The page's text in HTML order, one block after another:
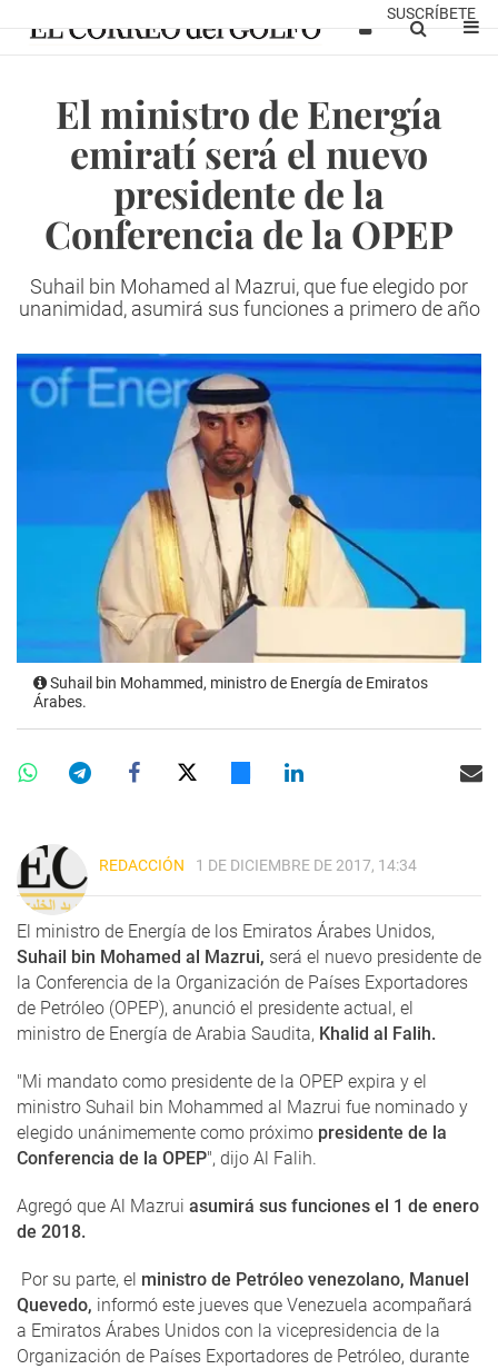
SUSCRÍBETE
El ministro de Energía
emiratí será el nuevo
presidente de la
Conferencia de la OPEP
Suhail bin Mohamed al Mazrui, que fue elegido por
unanimidad, asumirá sus funciones a primero de año
Suhail bin Mohammed, ministro de Energía de Emiratos
Árabes.
REDACCIÓN 1 DE DICIEMBRE DE 2017, 14:34
El ministro de Energía de los Emiratos Árabes Unidos,
Suhail bin Mohamed al Mazrui, será el nuevo presidente de
la Conferencia de la Organización de Países Exportadores
de Petróleo (OPEP), anunció el presidente actual, el
ministro de Energía de Arabia Saudita, Khalid al Falih.
"Mi mandato como presidente de la OPEP expira y el
ministro Suhail bin Mohammed al Mazrui fue nominado y
elegido unánimemente como próximo presidente de la
Conferencia de la OPEP", dijo Al Falih.
Agregó que Al Mazrui asumirá sus funciones el 1 de enero
de 2018.
Por su parte, el ministro de Petróleo venezolano, Manuel
Quevedo, informó este jueves que Venezuela acompañará
a Emiratos Árabes Unidos con la vicepresidencia de la
Organización de Países Exportadores de Petróleo, durante